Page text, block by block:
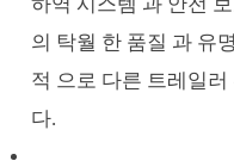
하역 시스템 과 안전
의 탁월 한 품질 과 유
적 으로 다른 트레일
다.